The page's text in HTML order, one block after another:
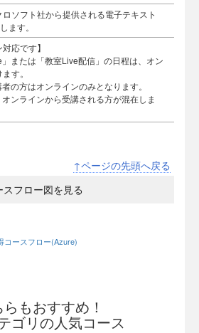
ロソフト社から提供される電子テキスト
ます。
応です】
または「教室Live配信」の日程は、オン
す。
の方はオンラインのみとなります。
ンラインから受講される方が混在しま
↑ページの先頭へ戻る
フロー図を見る
コースフロー(Azure)
もおすすめ！
ゴリの人気コース